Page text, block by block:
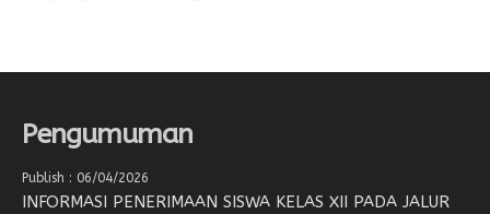
Pengumuman
Publish : 06/04/2026
INFORMASI PENERIMAAN SISWA KELAS XII PADA JALUR